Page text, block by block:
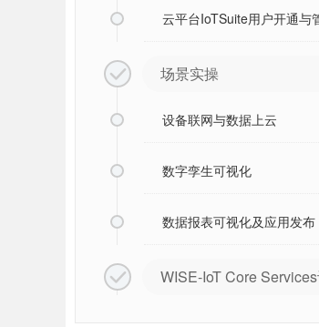
云平台IoTSuite用户开通与
 场景实操
设备联网与数据上云
数字孪生可视化
数据报表可视化及应用发布
 WISE-IoT Core